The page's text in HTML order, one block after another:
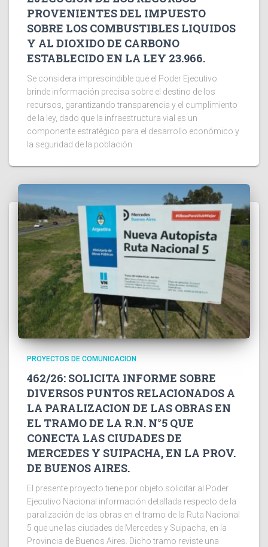
PROVENIENTES DEL IMPUESTO
SOBRE LOS COMBUSTIBLES LIQUIDOS
Y AL DIOXIDO DE CARBONO
ESTABLECIDO EN LA LEY 23.966.
Se considera imprescindible que el Poder Ejecutivo
brinde información precisa sobre el destino de los
recursos, garantizando transparencia y el cumplimiento
de la ley, dado que la infraestructura vial es un
componente estratégico para el desarrollo económico y
la seguridad de la población
PROYECTOS DE COMUNICACION
462/26: SOLICITA INFORME SOBRE
DIVERSOS PUNTOS RELACIONADOS A
LA PARALIZACION DE LAS OBRAS EN
EL TRAMO DE LA R.N. N°5 QUE
CONECTA LAS CIUDADES DE
MERCEDES Y SUIPACHA, EN LA PROV.
DE BUENOS AIRES.
El presente proyecto tiene por objeto solicitar al Poder
Ejecutivo Nacional información detallada respecto de la
paralización de las obras en el tramo de la Ruta Nacional
5 que une las ciudades de Mercedes y Suipacha, en la
Provincia de Buenos Aires. Dicho tramo reviste una